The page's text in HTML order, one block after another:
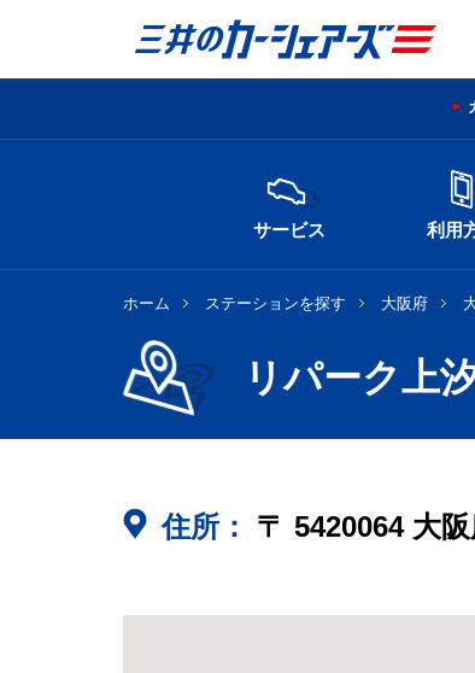
サービス 利用
ホーム ステーションを探す 大阪府
リパーク上
住所： 〒 5420064 大